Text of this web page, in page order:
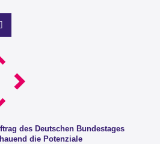
des Deutschen Bundestages
die Potenziale
Profil
Youtube Profil